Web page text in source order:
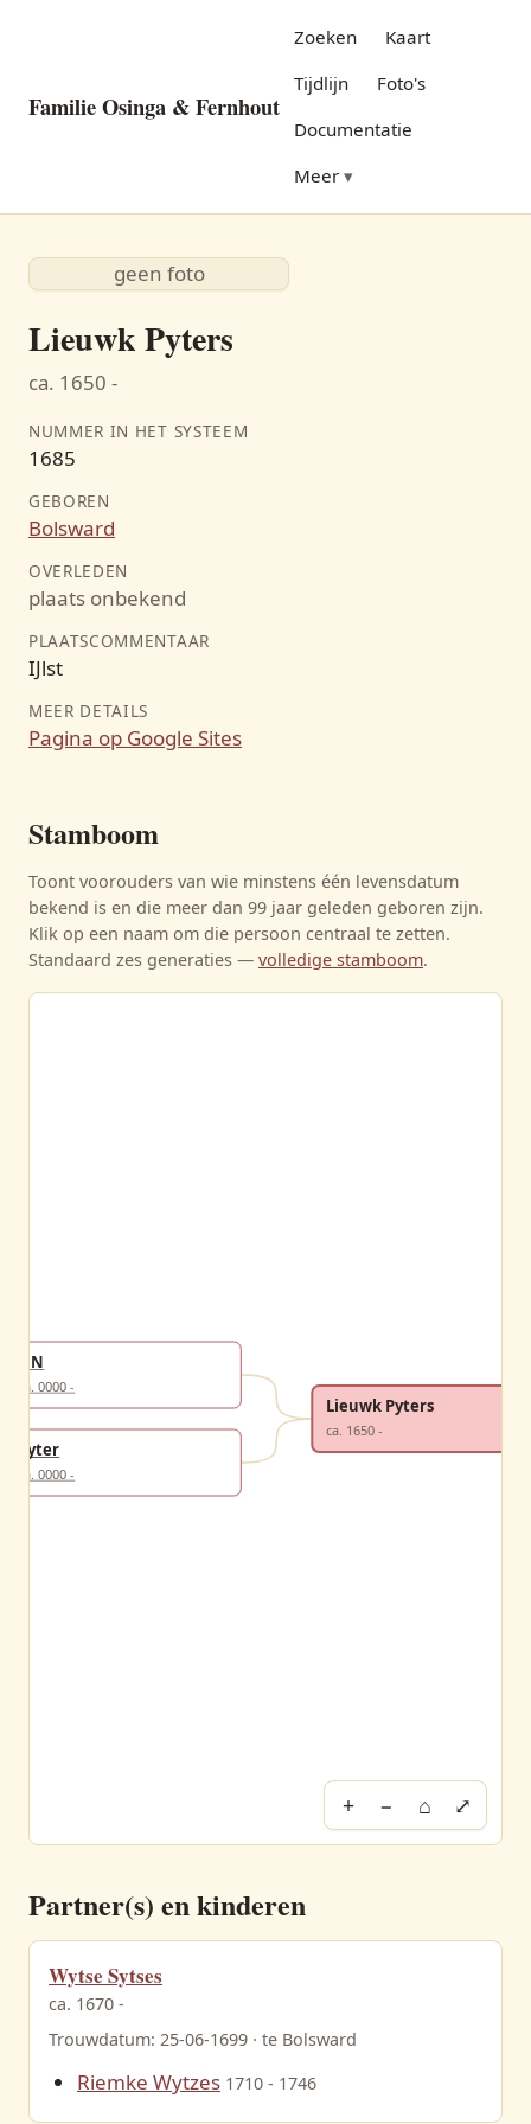
Familie Osinga & Fernhout
Zoeken
Kaart
Tijdlijn
Foto's
Documentatie
Meer
geen foto
Lieuwk Pyters
ca. 1650 -
NUMMER IN HET SYSTEEM
1685
GEBOREN
Bolsward
OVERLEDEN
plaats onbekend
PLAATSCOMMENTAAR
IJlst
MEER DETAILS
Pagina op Google Sites
Stamboom
Toont voorouders van wie minstens één levensdatum
bekend is en die meer dan 99 jaar geleden geboren zijn.
Klik op een naam om die persoon centraal te zetten.
Standaard zes generaties — volledige stamboom.
NN
ca. 0000 -
Pyter
ca. 0000 -
Lieuwk Pyters
ca. 1650 -
+ − ⌂ ⤢
Partner(s) en kinderen
Wytse Sytses
ca. 1670 -
Trouwdatum: 25-06-1699 · te Bolsward
Riemke Wytzes 1710 - 1746